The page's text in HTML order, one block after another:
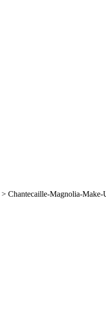
> Chantecaille-Magnolia-Make-